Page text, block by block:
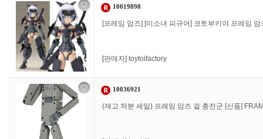
10019898
[프레임 암즈] [미소녀 피규어] 코토부키야 프레임 암
[판매자] toytoifactory
10036921
(재고 처분 세일) 프레임 암즈 걸 충전군 [신품]